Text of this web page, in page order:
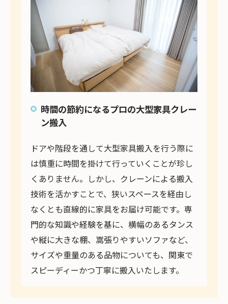
時間の節約になるプロの大型家具クレー
ン搬入
ドアや階段を通して大型家具搬入を行う際に
は慎重に時間を掛けて行っていくことが珍し
くありません。しかし、クレーンによる搬入
技術を活かすことで、狭いスペースを経由し
なくとも直線的に家具をお届け可能です。専
門的な知識や経験を基に、横幅のあるタンス
や縦に大きな棚、嵩張りやすいソファなど、
サイズや重量のある品物についても、関東で
スピーディーかつ丁寧に搬入いたします。